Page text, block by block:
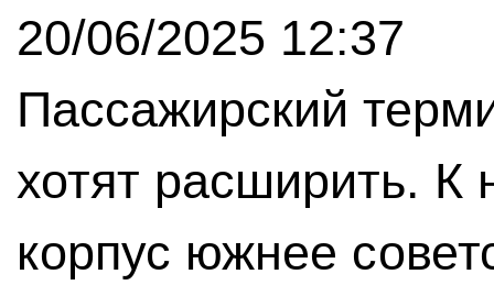
20/06/2025 12:37
Пассажирский
хотят расширить. К
корпус южнее